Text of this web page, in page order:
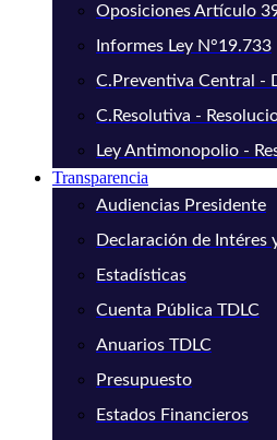
Oposiciones Artículo
Informes Ley N°19.733
C.Preventiva Central -
C.Resolutiva -
Ley Antimonopolio -
Transparencia
Audiencias Presidente
Declaración de Intéres
Estadísticas
Cuenta Pública TDLC
Anuarios TDLC
Presupuesto
Estados Financieros